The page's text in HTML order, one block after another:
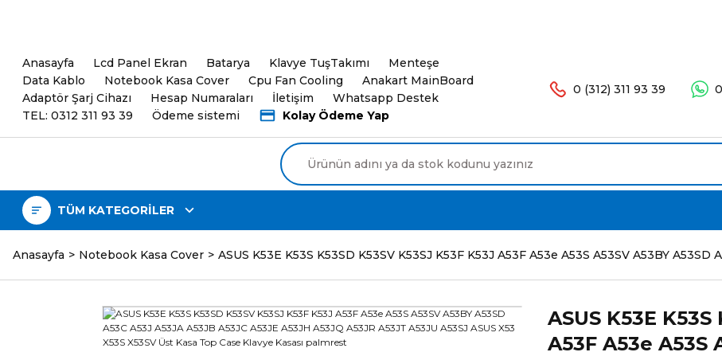
Anasayfa Lcd Panel Ekran Batarya Klavye TuşTakımı
Menteşe
Data Kablo
Notebook Kasa Cover Cpu Fan Cooling
Anakart MainBoard
Adaptör Şarj Cihazı
Hesap Numaraları İletişim
Whatsapp Destek
TEL: 0312 311 93 39
Ödeme sistemi Kolay Ödeme Yap
0 (312) 311 93 39
TÜM KATEGORİLER
Anasayfa Notebook Kasa Cover ASUS K53E K53S K53SD K53SV K53SJ K53F K53J A53F A53e A53S A53SV A53BY
ASUS K53E K53S
A53F A53e A53S